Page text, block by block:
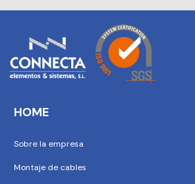
HOME
Sobre la empresa
Montaje de cables